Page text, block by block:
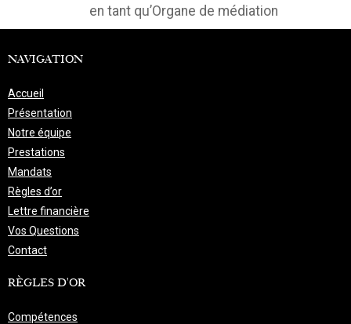
en tant qu’Organe de médiation
NAVIGATION
Accueil
Présentation
Notre équipe
Prestations
Mandats
Règles d’or
Lettre financière
Vos Questions
Contact
RÈGLES D'OR
Compétences